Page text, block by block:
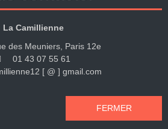
La Camillienne
des Meuniers, Paris 12e
01 43 07 55 61
[ @ ] gmail.com
FERMER